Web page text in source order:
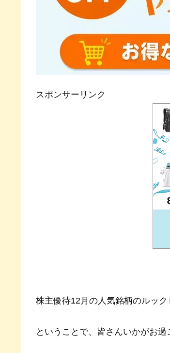
スポンサーリンク
株主優待12月の人気銘柄のルック
ということで、皆さんいかがお過